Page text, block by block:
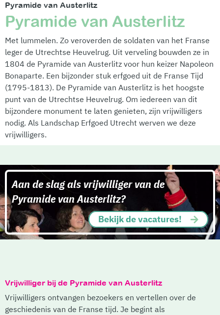
Pyramide van Austerlitz
Pyramide van Austerlitz
Met lummelen. Zo veroverden de soldaten van het Franse
leger de Utrechtse Heuvelrug. Uit verveling bouwden ze in
1804 de Pyramide van Austerlitz voor hun keizer Napoleon
Bonaparte. Een bijzonder stuk erfgoed uit de Franse Tijd
(1795-1813). De Pyramide van Austerlitz is het hoogste
punt van de Utrechtse Heuvelrug. Om iedereen van dit
bijzondere monument te laten genieten, zijn vrijwilligers
nodig. Als Landschap Erfgoed Utrecht werven we deze
vrijwilligers.
Aan de slag als vrijwilliger van de
Pyramide van Austerlitz?
Bekijk de vacatures!
Vrijwilliger bij de Pyramide van Austerlitz
Vrijwilligers ontvangen bezoekers en vertellen over de
geschiedenis van de Franse tijd. Je begint als